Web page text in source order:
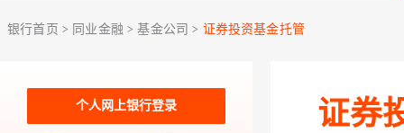
关于加强代理贵金属业务风险防范的提示
关于调整存量首套住房贷款利率的公告
银行首页 > 同业金融 > 基金公司 > 证券投资基金托管
个人网上银行登录 证券